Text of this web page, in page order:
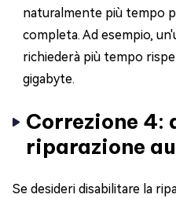
naturalmente più tempo
completa. Ad esempio,
richiederà più tempo
gigabyte.
Correzione
riparazione
Se desideri disabilitare la